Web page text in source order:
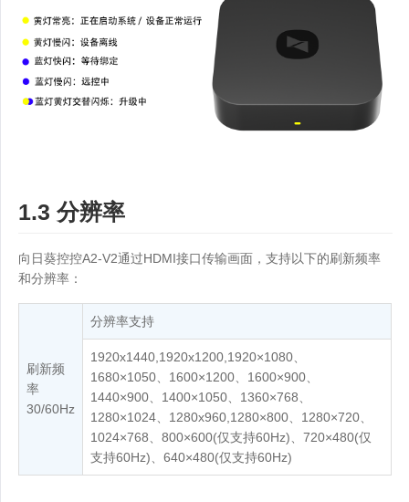
1.3 分辨率
向日葵控控A2-V2通过HDMI接口传输画面，支持以下的刷新频率
和分辨率：
刷新频
率
30/60Hz
分辨率支持
1920x1440,1920x1200,1920×1080、
1680×1050、1600×1200、1600×900、
1440×900、1400×1050、1360×768、
1280×1024、1280x960,1280×800、1280×720、
1024×768、800×600(仅支持60Hz)、720×480(仅
支持60Hz)、640×480(仅支持60Hz)